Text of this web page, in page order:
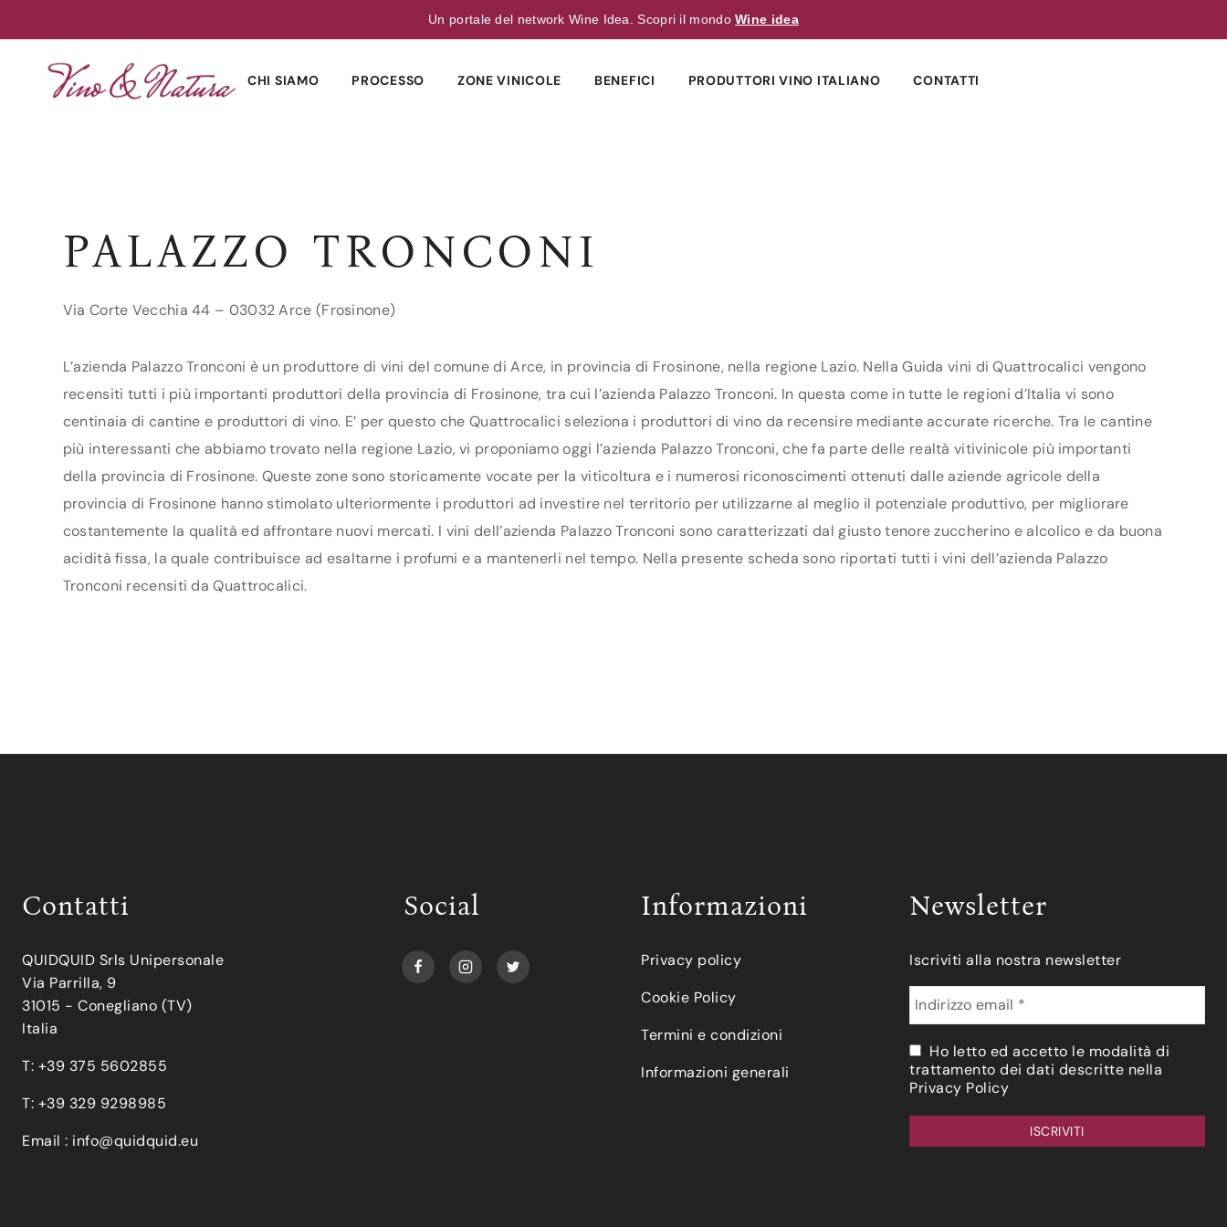
Un portale del network Wine Idea. Scopri il mondoWine idea
CHI SIAMO PROCESSO ZONE VINICOLE BENEFICI PRODUTTORI VINO ITALIANO CONTATTI
PALAZZO TRONCONI
Via Corte Vecchia 44 – 03032 Arce (Frosinone)
L’azienda Palazzo Tronconi è un produttore di vini del comune di Arce, in provincia di Frosinone, nella regione Lazio. Nella Guida vini di Quattrocalici vengono
recensiti tutti i più importanti produttori della provincia di Frosinone, tra cui l’azienda Palazzo Tronconi. In questa come in tutte le regioni d’Italia vi sono
centinaia di cantine e produttori di vino. E’ per questo che Quattrocalici seleziona i produttori di vino da recensire mediante accurate ricerche. Tra le cantine
più interessanti che abbiamo trovato nella regione Lazio, vi proponiamo oggi l’azienda Palazzo Tronconi, che fa parte delle realtà vitivinicole più importanti
della provincia di Frosinone. Queste zone sono storicamente vocate per la viticoltura e i numerosi riconoscimenti ottenuti dalle aziende agricole della
provincia di Frosinone hanno stimolato ulteriormente i produttori ad investire nel territorio per utilizzarne al meglio il potenziale produttivo, per migliorare
costantemente la qualità ed affrontare nuovi mercati. I vini dell’azienda Palazzo Tronconi sono caratterizzati dal giusto tenore zuccherino e alcolico e da buona
acidità fissa, la quale contribuisce ad esaltarne i profumi e a mantenerli nel tempo. Nella presente scheda sono riportati tutti i vini dell’azienda Palazzo
Tronconi recensiti da Quattrocalici.
Contatti
QUIDQUID Srls Unipersonale
Via Parrilla, 9
31015 - Conegliano (TV)
Italia
T: +39 375 5602855
T: +39 329 9298985
Email : info@quidquid.eu
Social Informazioni
Privacy policy
Cookie Policy
Termini e condizioni
Informazioni generali
Newsletter
Iscriviti alla nostra newsletter
Ho letto ed accetto le modalità di
trattamento dei dati descritte nella
Privacy Policy